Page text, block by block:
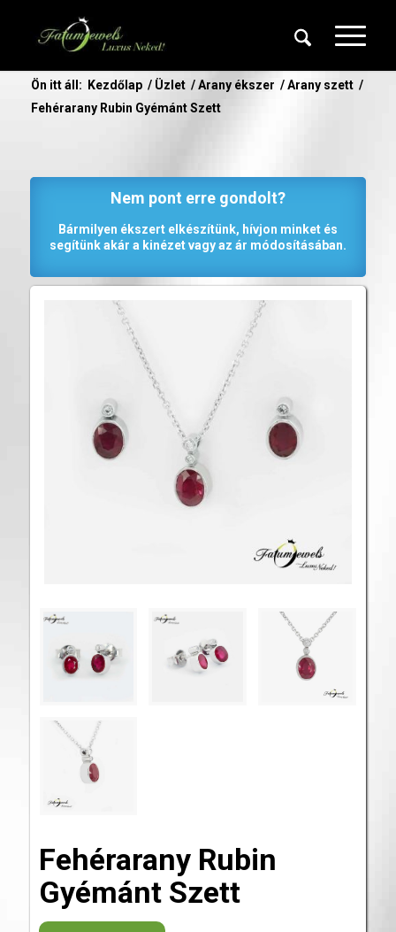
Ön itt áll: Kezdőlap / Üzlet / Arany ékszer / Arany szett /
Fehérarany Rubin Gyémánt Szett
Nem pont erre gondolt?
Bármilyen ékszert elkészítünk, hívjon minket és
segítünk akár a kinézet vagy az ár módosításában.
Fehérarany Rubin
Gyémánt Szett